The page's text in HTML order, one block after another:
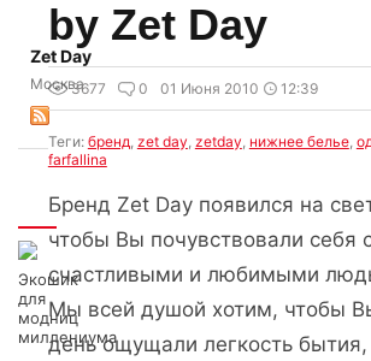
Zet Day
Москва
Интересно
Экошик
для
модниц
миллениума
by Zet Day
3677 0 01 Июня 2010 12:39
Теги: бренд, zet day, zetday, нижнее белье,
farfallina
Бренд Zet Day появился на
чтобы Вы почувствовали себя
счастливыми и любимыми
Мы всей душой хотим, чтобы
день ощущали легкость бытия,